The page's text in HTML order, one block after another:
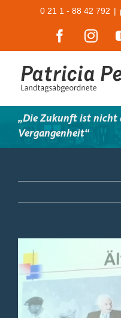
0 21 1 - 88 42 792 |
Facebook
„Die Zukunft ist nicht
Vergangenheit“
Bild